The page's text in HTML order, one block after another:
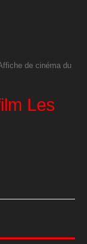
de cinéma du
Les